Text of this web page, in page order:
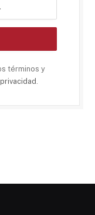
términos y
.